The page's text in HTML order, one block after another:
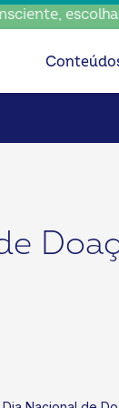
escolha